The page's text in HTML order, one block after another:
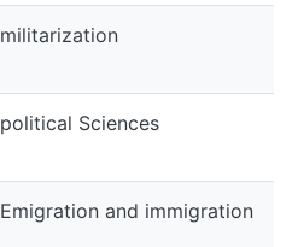
militarization
political Sciences
Emigration and immigration